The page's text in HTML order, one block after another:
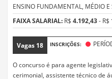
ENSINO FUNDAMENTAL, MÉDIO E
FAIXA SALARIAL: R$ 4.192,43- R$
Vagas 18 INSCRIÇÕES:
O concurso é para agente
cerimonial, assistente técnico de